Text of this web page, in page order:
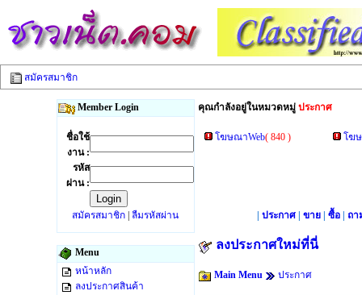
สมัครสมาชิก
Member Login
ชื่อใช้
งาน :
รหัส
ผ่าน :
สมัครสมาชิก ลืมรหัสผ่าน
Menu
หน้าหลัก
ลงประกาศสินค้า
คุณกำลังอยู่ในหมวดหมู่ ประกาศ
โฆษณาWeb( 840 ) โฆ
ประกาศ ขาย ซื้อ ถา
ลงประกาศใหม่ที่นี่
Main Menu ประกาศ